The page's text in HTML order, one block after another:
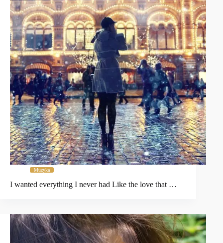
Muzyka
I wanted everything I never had Like the love that …